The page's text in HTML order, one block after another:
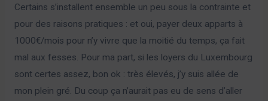
Certains s’installent ensemble un peu sous la contrainte et
pour des raisons pratiques : et oui, payer deux apparts à
1000€/mois pour n’y vivre que la moitié du temps, ça fait
mal aux fesses. Pour ma part, si les loyers du Luxembourg
sont certes assez, bon ok : très élevés, j’y suis allée de
mon plein gré. Du coup ça n’aurait pas eu de sens d’aller